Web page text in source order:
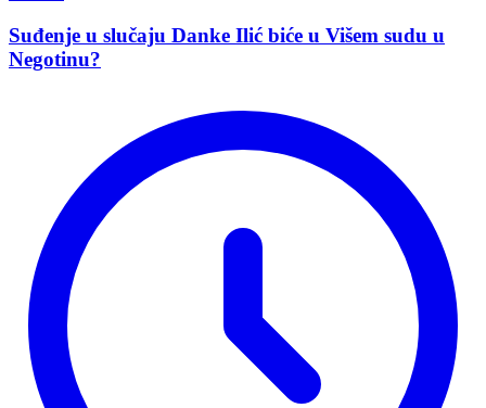
Suđenje u slučaju Danke Ilić biće u Višem sudu u
Negotinu?